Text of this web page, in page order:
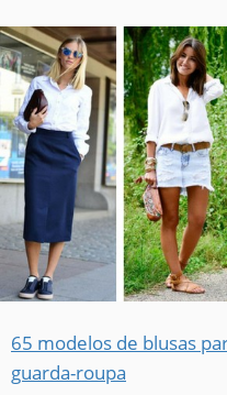
65 modelos de blusas
guarda-roupa